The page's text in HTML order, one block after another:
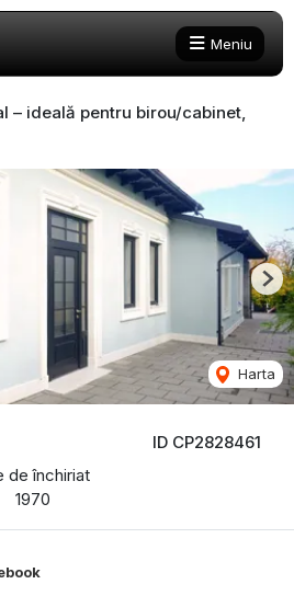
Meniu
– ideală pentru birou/cabinet,
ID CP2828461
de închiriat
1970
Harta